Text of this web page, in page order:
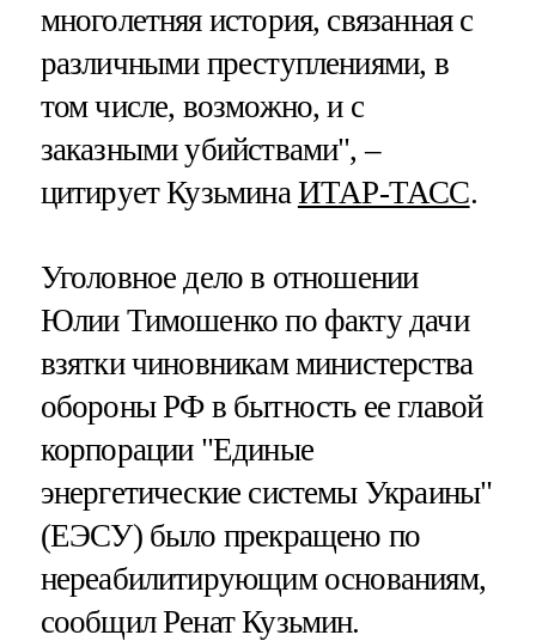
многолетняя история, связанная с
различными преступлениями, в
том числе, возможно, и с
заказными убийствами", –
цитирует Кузьмина ИТАР-ТАСС.
Уголовное дело в отношении
Юлии Тимошенко по факту дачи
взятки чиновникам министерства
обороны РФ в бытность ее главой
корпорации "Единые
энергетические системы Украины"
(ЕЭСУ) было прекращено по
нереабилитирующим основаниям,
сообщил Ренат Кузьмин.